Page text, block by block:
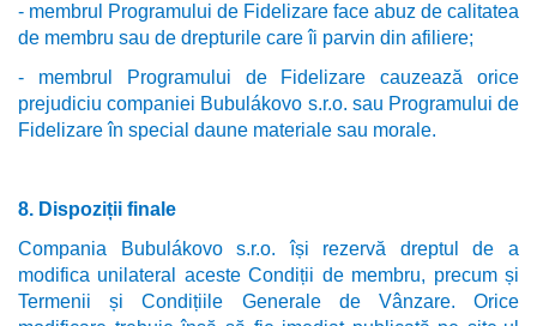
- membrul Programului de Fidelizare face abuz de calitatea
de membru sau de drepturile care îi parvin din afiliere;
- membrul Programului de Fidelizare cauzează orice
prejudiciu companiei Bubulákovo s.r.o. sau Programului de
Fidelizare în special daune materiale sau morale.
8. Dispoziții finale
Compania Bubulákovo s.r.o. își rezervă dreptul de a
modifica unilateral aceste Condiții de membru, precum și
Termenii și Condițiile Generale de Vânzare. Orice